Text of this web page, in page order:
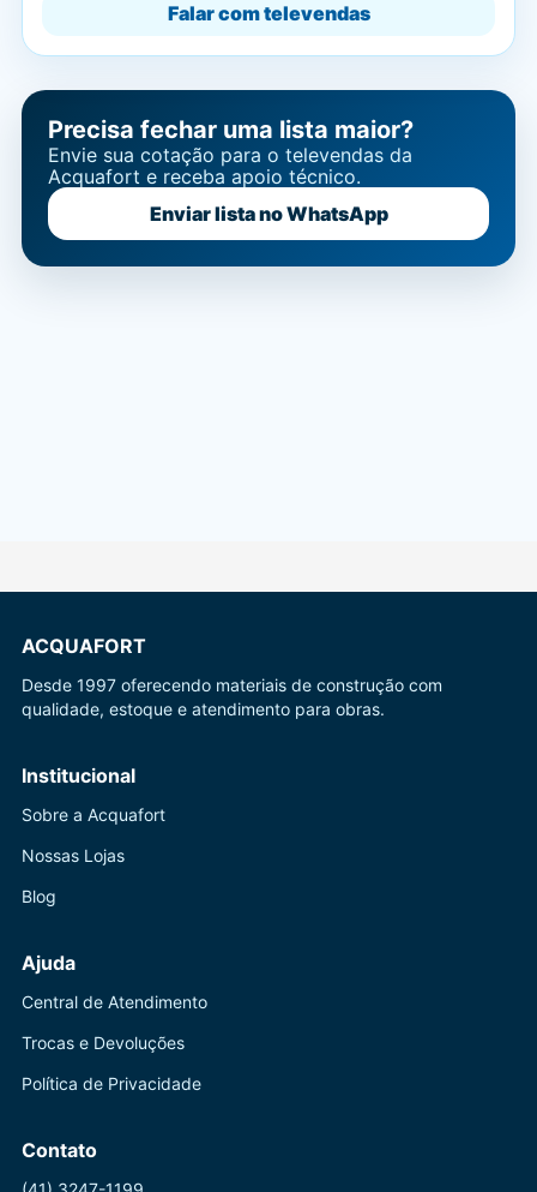
Falar com televendas
Precisa fechar uma lista maior?
Envie sua cotação para o televendas da
Acquafort e receba apoio técnico.
Enviar lista no WhatsApp
ACQUAFORT
Desde 1997 oferecendo materiais de construção com
qualidade, estoque e atendimento para obras.
Institucional
Sobre a Acquafort
Nossas Lojas
Blog
Ajuda
Central de Atendimento
Trocas e Devoluções
Política de Privacidade
Contato